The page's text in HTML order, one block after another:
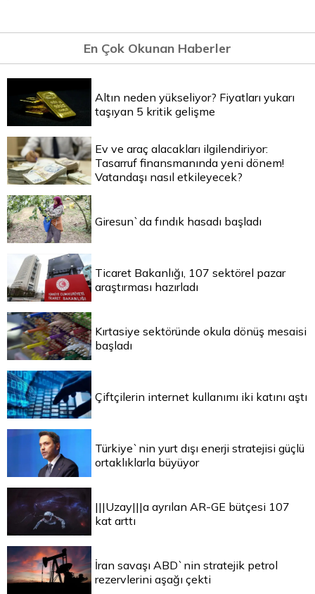
En Çok Okunan Haberler
Altın neden yükseliyor? Fiyatları yukarı
taşıyan 5 kritik gelişme
Ev ve araç alacakları ilgilendiriyor:
Tasarruf finansmanında yeni dönem!
Vatandaşı nasıl etkileyecek?
Giresun`da fındık hasadı başladı
Ticaret Bakanlığı, 107 sektörel pazar
araştırması hazırladı
Kırtasiye sektöründe okula dönüş mesaisi
başladı
Çiftçilerin internet kullanımı iki katını aştı
Türkiye`nin yurt dışı enerji stratejisi güçlü
ortaklıklarla büyüyor
|||Uzay|||a ayrılan AR-GE bütçesi 107
kat arttı
İran savaşı ABD`nin stratejik petrol
rezervlerini aşağı çekti